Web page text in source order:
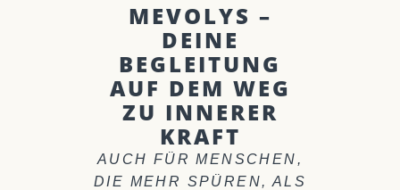
MEVOLYS –
DEINE
BEGLEITUNG
AUF DEM WEG
ZU INNERER
KRAFT
AUCH FÜR MENSCHEN,
DIE MEHR SPÜREN, ALS